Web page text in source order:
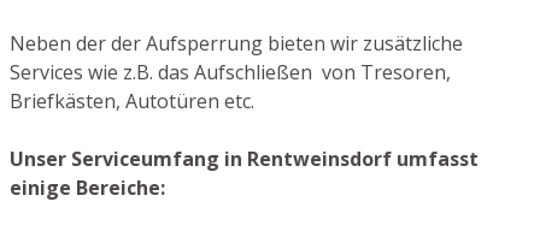
Neben der der Aufsperrung bieten wir zusätzliche
Services wie z.B. das Aufschließen von Tresoren,
Briefkästen, Autotüren etc.
Unser Serviceumfang in Rentweinsdorf umfasst
einige Bereiche: